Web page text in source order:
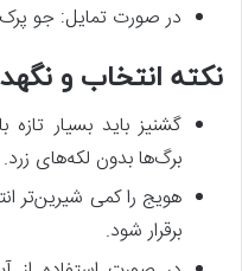
در صورت تمایل: جو
نکته انتخاب و
گشنیز باید بسیار
برگ‌ها بدون لکه‌های زرد.
هویج را کمی شیرین‌تر
برقرار شود.